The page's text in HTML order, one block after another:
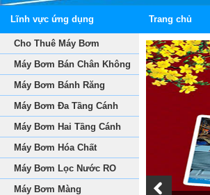
Lĩnh vực ứng dụng Trang chủ
Cho Thuê Máy Bơm
Máy Bơm Bán Chân Không
Máy Bơm Bánh Răng
Máy Bơm Đa Tầng Cánh
Máy Bơm Hai Tầng Cánh
Máy Bơm Hóa Chất
Máy Bơm Lọc Nước RO
Máy Bơm Màng